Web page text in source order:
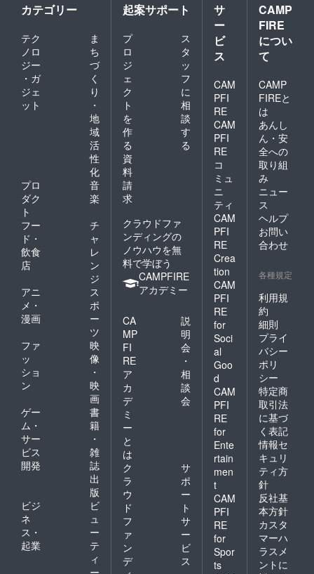
カテゴリー
テク
ノロ
ジー
・ガ
ジェ
ット
ま
ち
づ
く
り
・
地
域
活
性
化
プロ
ダク
ト
音
楽
フー
ド・
飲食
店
チ
ャ
レ
ン
ジ
アニ
メ・
漫画
ス
ポ
ー
ツ
ファ
ッ
ショ
ン
映
像
・
映
画
ゲー
ム・
サー
ビス
開発
書
籍
・
雑
誌
出
版
ビジ
ネ
ス・
起業
ビ
ュ
ー
テ
ィ
起案サポート
プ
ロ
ジ
ェ
ク
ト
を
作
る
ス
タ
ッ
フ
に
相
談
す
る
資
料
請
求
クラウドファ
ンディングの
ノウハウを無
料で学ぼう
CAMPFIRE
アカデミー
CA
MP
FI
RE
ア
カ
デ
ミ
ー
と
は
説
明
会
・
相
談
会
ク
ラ
ウ
ド
フ
ァ
ン
デ
サ
ポ
ー
ト
サ
ー
ビ
ス
サ
ー
ビ
ス
CAM
PFI
RE
CAM
PFI
RE
コ
ミュ
ニ
ティ
CAM
PFI
RE
Crea
tion
CAM
PFI
RE
for
Soci
al
Goo
d
CAM
PFI
RE
for
Ente
rtain
men
t
CAM
PFI
RE
for
Spor
ts
CAMP
FIRE
につい
て
CAMP
FIREと
は
あんし
ん・安
全への
取り組
み
ニュー
ス
ヘルプ
お問い
合わせ
各種規定
利用規
約
細則
プライ
バシー
ポリ
シー
特定商
取引法
に基づ
く表記
情報セ
キュリ
ティ方
針
反社基
本方針
カスタ
マーハ
ラスメ
ントに